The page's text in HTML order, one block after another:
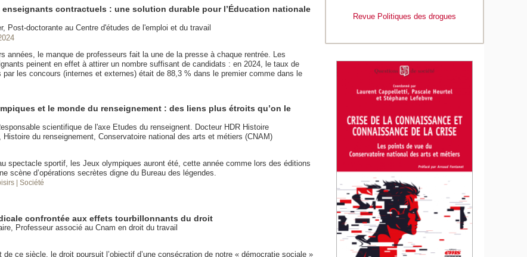
enseignants contractuels : une solution durable pour l’Éducation nationale
Post-doctorante au Centre d'études de l'emploi et du travail
années, le manque de professeurs fait la une de la presse à chaque rentrée. Les
peinent en effet à attirer un nombre suffisant de candidats : en 2024, le taux de
par les concours (internes et externes) était de 88,3 % dans le premier comme dans le
et le monde du renseignement : des liens plus étroits qu’on le
scientifique de l'axe Etudes du renseignent. Docteur HDR Histoire
Histoire du renseignement, Conservatoire national des arts et métiers (CNAM)
spectacle sportif, les Jeux olympiques auront été, cette année comme lors des éditions
scène d’opérations secrètes digne du Bureau des légendes.
| Société
confrontée aux effets tourbillonnants du droit
Professeur associé au Cnam en droit du travail
de ce siècle, le droit poursuit l’objectif d’une consécration de notre « démocratie sociale »
Revue Politiques des drogues